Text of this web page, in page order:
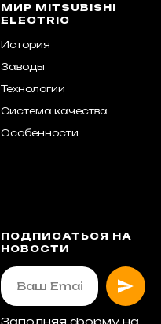
МИР MITSUBISHI
ELECTRIC
История
Заводы
Технологии
Система качества
Особенности
ПОДПИСАТЬСЯ НА
НОВОСТИ
Заполняя форму на